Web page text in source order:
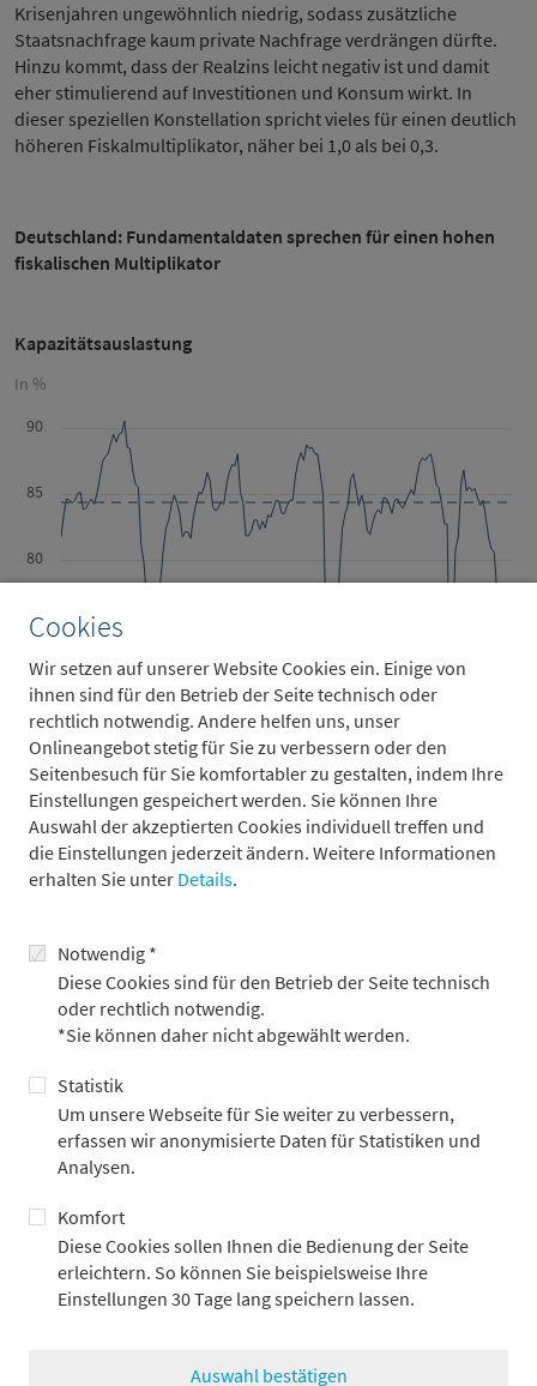
Cookies
Wir setzen auf unserer Website Cookies ein. Einige von
ihnen sind für den Betrieb der Seite technisch oder
rechtlich notwendig. Andere helfen uns, unser
Onlineangebot stetig für Sie zu verbessern oder den
Seitenbesuch für Sie komfortabler zu gestalten, indem Ihre
Einstellungen gespeichert werden. Sie können Ihre
Auswahl der akzeptierten Cookies individuell treffen und
die Einstellungen jederzeit ändern. Weitere Informationen
erhalten Sie unter Details.
Notwendig *
Diese Cookies sind für den Betrieb der Seite technisch
oder rechtlich notwendig.
*Sie können daher nicht abgewählt werden.
Statistik
Um unsere Webseite für Sie weiter zu verbessern,
erfassen wir anonymisierte Daten für Statistiken und
Analysen.
Komfort
Diese Cookies sollen Ihnen die Bedienung der Seite
erleichtern. So können Sie beispielsweise Ihre
Einstellungen 30 Tage lang speichern lassen.
Auswahl bestätigen
Krisenjahren ungewöhnlich niedrig, sodass zusätzliche
Staatsnachfrage kaum private Nachfrage verdrängen dürfte.
Hinzu kommt, dass der Realzins leicht negativ ist und damit
eher stimulierend auf Investitionen und Konsum wirkt. In
dieser speziellen Konstellation spricht vieles für einen deutlich
höheren Fiskalmultiplikator, näher bei 1,0 als bei 0,3.
Deutschland: Fundamentaldaten sprechen für einen hohen
fiskalischen Multiplikator
Kapazitätsauslastung
In %
1990 2000 2010 2020
65
70
75
80
85
90
Quellen: Eurostat, EZB, Metzler
Realzins: EZB-Leitzins minus Inflation
-2